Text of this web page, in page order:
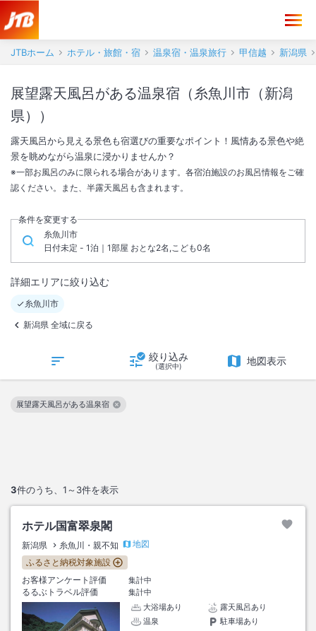
JTBホーム ホテル・旅館・宿 温泉宿・温泉旅行 甲信越 新潟県
展望露天風呂がある温泉宿（糸魚川市（新潟
県））
露天風呂から見える景色も宿選びの重要なポイント！風情ある景色や絶
景を眺めながら温泉に浸かりませんか？
※一部お風呂のみに限られる場合があります。各宿泊施設のお風呂情報をご確
認ください。また、半露天風呂も含まれます。
条件を変更する
糸魚川市
日付未定 - 1泊｜1部屋 おとな2名,こども0名
詳細エリアに絞り込む
糸魚川市
新潟県 全域に戻る
絞り込み
(選択中) 地図表示
3件のうち、 1～3件を表示
展望露天風呂がある温泉宿
この絞り込み条件を解除
ホテル国富翠泉閣
新潟県 糸魚川・親不知
地図
ふるさと納税対象施設
お客様アンケート評価
集計中
るるぶトラベル評価
集計中
大浴場あり
露天風呂あり
温泉
駐車場あり